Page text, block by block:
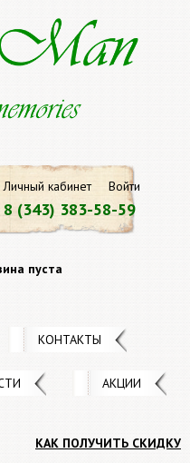
Личный кабинет Войти
8 (343) 383-58-59
пуста
КОНТАКТЫ
АКЦИИ
КАК ПОЛУЧИТЬ СКИДКУ